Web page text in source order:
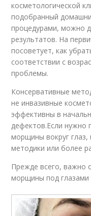
косметологической
подобранный
процедурами, можно
результатов. На
посоветует, как
соответствии с
проблемы.
Консервативные
не инвазивные
эффективны в
дефектов.Если нужно
морщины вокруг
методики или более
Прежде всего, важно
морщины под глазами